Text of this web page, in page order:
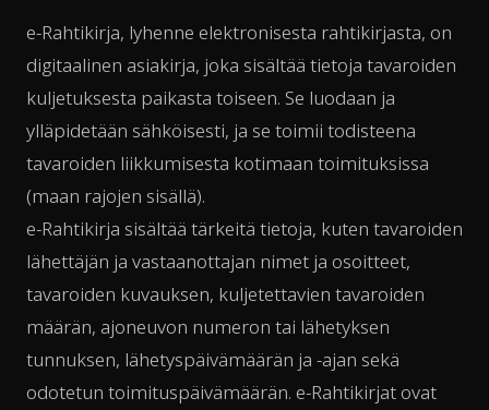
e-Rahtikirja, lyhenne elektronisesta rahtikirjasta, on
digitaalinen asiakirja, joka sisältää tietoja tavaroiden
kuljetuksesta paikasta toiseen. Se luodaan ja
ylläpidetään sähköisesti, ja se toimii todisteena
tavaroiden liikkumisesta kotimaan toimituksissa
(maan rajojen sisällä).
e-Rahtikirja sisältää tärkeitä tietoja, kuten tavaroiden
lähettäjän ja vastaanottajan nimet ja osoitteet,
tavaroiden kuvauksen, kuljetettavien tavaroiden
määrän, ajoneuvon numeron tai lähetyksen
tunnuksen, lähetyspäivämäärän ja -ajan sekä
odotetun toimituspäivämäärän. e-Rahtikirjat ovat